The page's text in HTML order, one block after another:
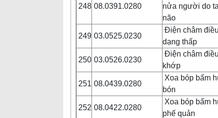
248 08.0391.0280
nửa người do
não
249 03.0525.0230
Điện châm
dạng thấp
250 03.0526.0230
Điện châm
khớp
251 08.0439.0280
Xoa bóp bấm
bón
252 08.0422.0280
Xoa bóp bấm
phế quản